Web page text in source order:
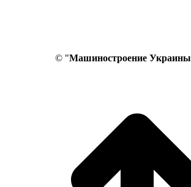
© "Машиностроение Украины